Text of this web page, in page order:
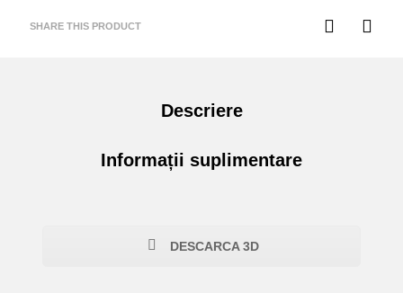
SHARE THIS PRODUCT
Descriere
Informații suplimentare
DESCARCA 3D